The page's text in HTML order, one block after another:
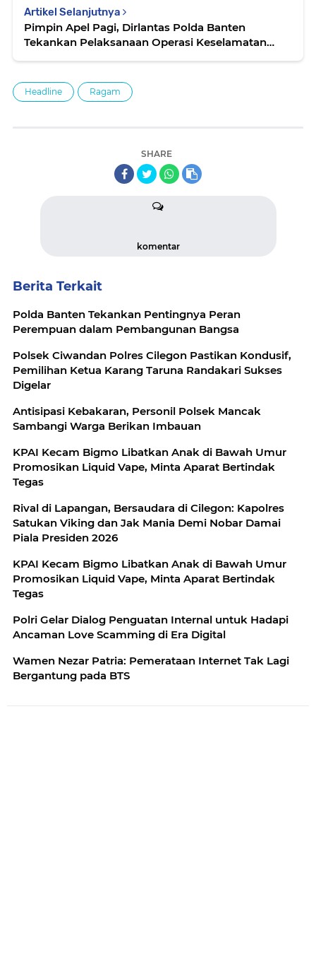
Artikel Selanjutnya
Pimpin Apel Pagi, Dirlantas Polda Banten
Tekankan Pelaksanaan Operasi Keselamatan
Headline Ragam
SHARE
komentar
Berita Terkait
Polda Banten Tekankan Pentingnya Peran
Perempuan dalam Pembangunan Bangsa
Polsek Ciwandan Polres Cilegon Pastikan Kondusif,
Pemilihan Ketua Karang Taruna Randakari Sukses
Digelar
Antisipasi Kebakaran, Personil Polsek Mancak
Sambangi Warga Berikan Imbauan
KPAI Kecam Bigmo Libatkan Anak di Bawah Umur
Promosikan Liquid Vape, Minta Aparat Bertindak
Tegas
Rival di Lapangan, Bersaudara di Cilegon: Kapolres
Satukan Viking dan Jak Mania Demi Nobar Damai
Piala Presiden 2026
KPAI Kecam Bigmo Libatkan Anak di Bawah Umur
Promosikan Liquid Vape, Minta Aparat Bertindak
Tegas
Polri Gelar Dialog Penguatan Internal untuk Hadapi
Ancaman Love Scamming di Era Digital
Wamen Nezar Patria: Pemerataan Internet Tak Lagi
Bergantung pada BTS